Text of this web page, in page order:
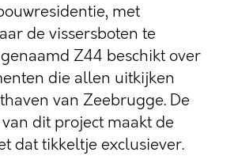
met
de vissersboten te
Z44 beschikt over
die allen uitkijken
van Zeebrugge. De
dit project maakt de
dat tikkeltje exclusiever.